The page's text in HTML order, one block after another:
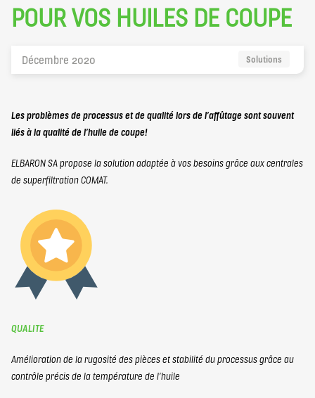
elbaron@elbaron.ch
POUR VOS HUILES DE COUPE
Décembre 2020 Solutions
Les problèmes de processus et de qualité lors de l’affûtage sont souvent
liés à la qualité de l’huile de coupe!
ELBARON SA propose la solution adaptée à vos besoins grâce aux centrales
de superfiltration COMAT.
QUALITE
Amélioration de la rugosité des pièces et stabilité du processus grâce au
contrôle précis de la température de l’huile